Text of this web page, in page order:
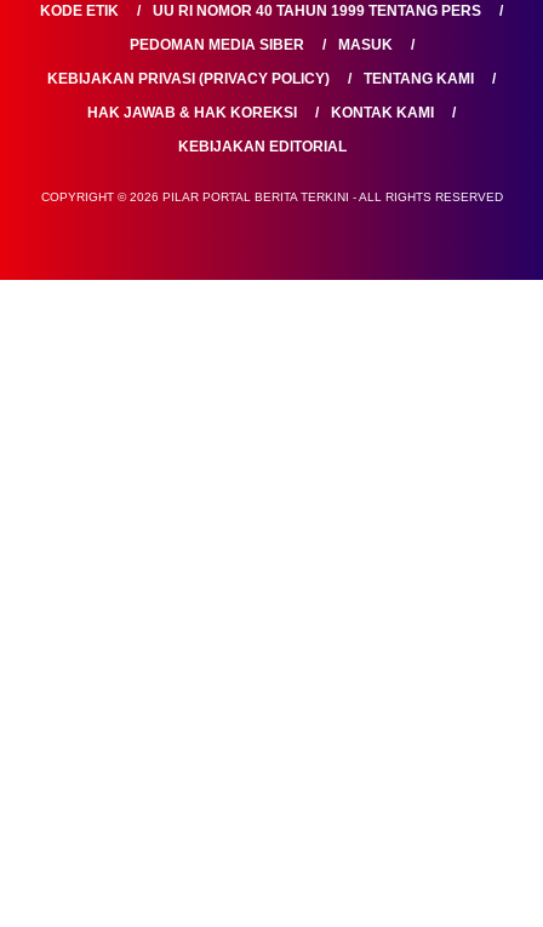
KODE ETIK
UU RI NOMOR 40 TAHUN 1999 TENTANG PERS
PEDOMAN MEDIA SIBER
MASUK
KEBIJAKAN PRIVASI (PRIVACY POLICY)
TENTANG KAMI
HAK JAWAB & HAK KOREKSI
KONTAK KAMI
KEBIJAKAN EDITORIAL
COPYRIGHT © 2026 PILAR PORTAL BERITA TERKINI - ALL RIGHTS RESERVED